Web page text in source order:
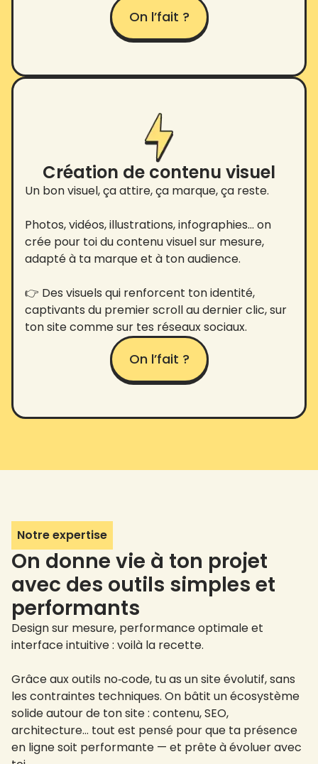
On l’fait ?
Création de contenu visuel
Un bon visuel, ça attire, ça marque, ça reste.
Photos, vidéos, illustrations, infographies… on
crée pour toi du contenu visuel sur mesure,
adapté à ta marque et à ton audience.
👉 Des visuels qui renforcent ton identité,
captivants du premier scroll au dernier clic, sur
ton site comme sur tes réseaux sociaux.
On l’fait ?
Notre expertise
On donne vie à ton projet
avec des outils simples et
performants
Design sur mesure, performance optimale et
interface intuitive : voilà la recette.
Grâce aux outils no‑code, tu as un site évolutif, sans
les contraintes techniques. On bâtit un écosystème
solide autour de ton site : contenu, SEO,
architecture… tout est pensé pour que ta présence
en ligne soit performante — et prête à évoluer avec